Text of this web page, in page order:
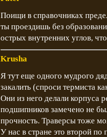
Поищи в справочниках
ты проездишь без
острых внутренних углов,
Krusha
Я тут еще одного мудрого
закалить (спроси термиста
Они из него делали корпуса
подшипников замечено не
прочность. Траверсы тоже
У нас в стране это второй